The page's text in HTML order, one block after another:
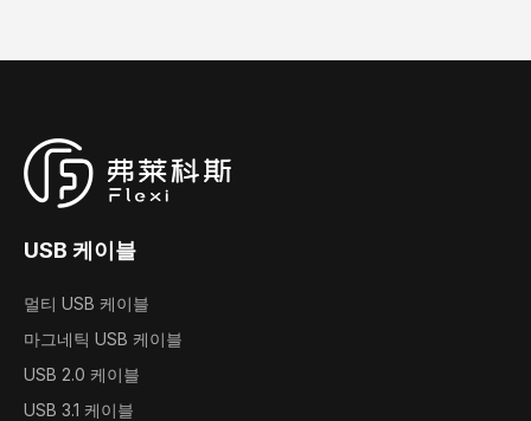
USB 케이블
멀티 USB 케이블
마그네틱 USB 케이블
USB 2.0 케이블
USB 3.1 케이블